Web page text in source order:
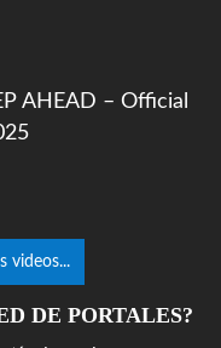
AHEAD – Official
videos...
DE PORTALES?